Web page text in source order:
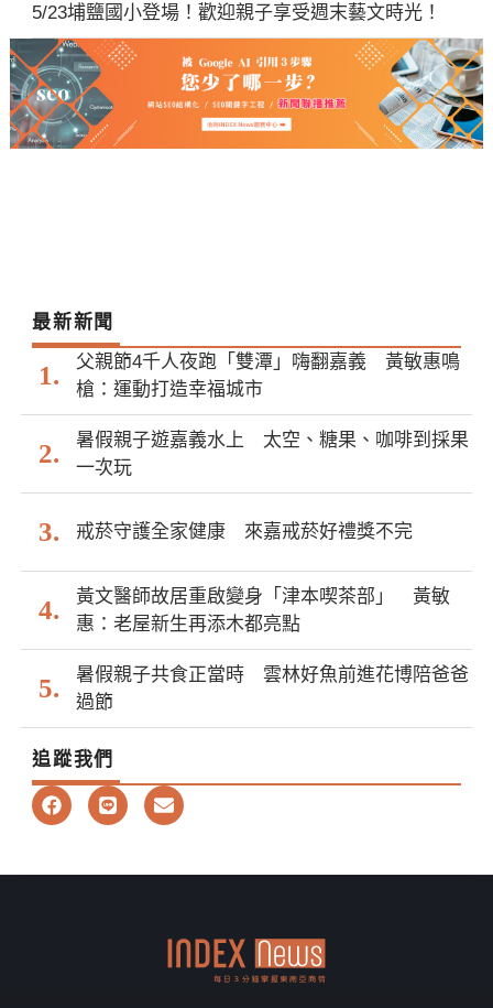
5/23埔鹽國小登場！歡迎親子享受週末藝文時光！
最新新聞
父親節4千人夜跑「雙潭」嗨翻嘉義 黃敏惠鳴
槍：運動打造幸福城市
暑假親子遊嘉義水上 太空、糖果、咖啡到採果
一次玩
戒菸守護全家健康 來嘉戒菸好禮獎不完
黃文醫師故居重啟變身「津本喫茶部」 黃敏
惠：老屋新生再添木都亮點
暑假親子共食正當時 雲林好魚前進花博陪爸爸
過節
追蹤我們
F
a
b
L
i
E
n
l